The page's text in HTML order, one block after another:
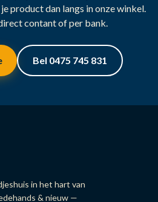
product dan langs in onze winkel.
contant of per bank.
Bel 0475 745 831
in het hart van
& nieuw —